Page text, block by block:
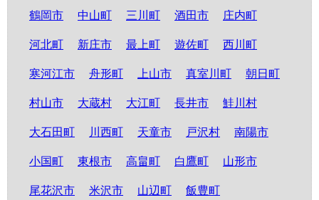
鶴岡市
中山町 三川町 酒田市 庄内町
河北町 新庄市 最上町 遊佐町 西川町
寒河江市 舟形町 上山市 真室川町 朝日町
村山市 大蔵村 大江町 長井市 鮭川村
大石田町 川西町 天童市 戸沢村 南陽市
小国町 東根市 高畠町 白鷹町 山形市
尾花沢市 米沢市 山辺町 飯豊町